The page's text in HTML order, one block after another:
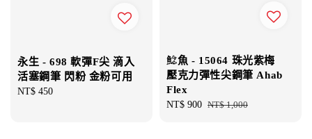
永生 - 698 軟彈F尖 滴入
活塞鋼筆 閃粉 金粉可用
Regular
NT$ 450
鯰魚 - 15064 珠光紫梅
壓克力彈性尖鋼筆 Ahab
Flex
Sale
NT$ 900 Regular
NT$ 1,000